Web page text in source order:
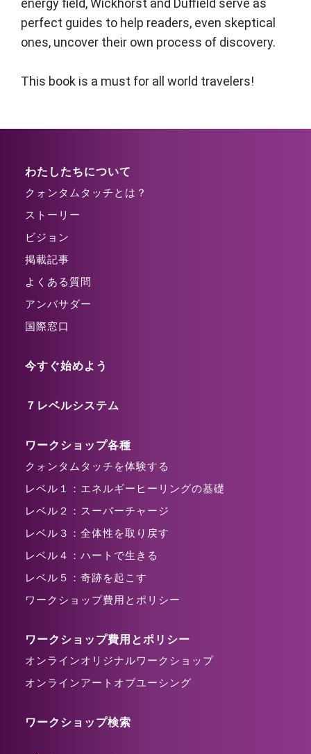
energy field, Wickhorst and Duffield serve as
perfect guides to help readers, even skeptical
ones, uncover their own process of discovery.
This book is a must for all world travelers!
わたしたちについて
クォンタムタッチとは？
ストーリー
ビジョン
掲載記事
よくある質問
アンバサダー
国際窓口
今すぐ始めよう
７レベルシステム
ワークショップ各種
クォンタムタッチを体験する
レベル１：エネルギーヒーリングの基礎
レベル２：スーパーチャージ
レベル３：全体性を取り戻す
レベル４：ハートで生きる
レベル５：奇跡を起こす
ワークショップ費用とポリシー
ワークショップ費用とポリシー
オンラインオリジナルワークショップ
オンラインアートオブユーシング
ワークショップ検索